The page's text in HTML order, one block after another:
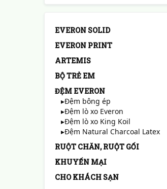
EVERON SOLID
EVERON PRINT
ARTEMIS
BỘ TRẺ EM
ĐỆM EVERON
▸Đệm bông ép
▸Đệm lò xo Everon
▸Đệm lò xo King Koil
▸Đệm Natural Charcoal Latex
RUỘT CHĂN, RUỘT GỐI
KHUYẾN MẠI
CHO KHÁCH SẠN